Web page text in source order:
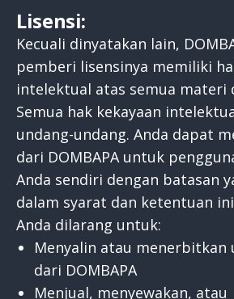
Lisensi:
Kecuali dinyatakan lain,
pemberi lisensinya memiliki
intelektual atas semua materi
Semua hak kekayaan
undang-undang. Anda dapat
dari DOMBAPA untuk
Anda sendiri dengan batasan
dalam syarat dan ketentuan
Anda dilarang untuk:
Menyalin atau menerbitkan
dari DOMBAPA
Menjual, menyewakan, atau